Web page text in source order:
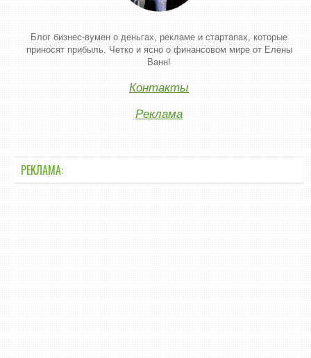
Блог бизнес-вумен о деньгах, рекламе и стартапах, которые
приносят прибыль. Четко и ясно о финансовом мире от Елены
Ванн!
Контакты
Реклама
РЕКЛАМА: